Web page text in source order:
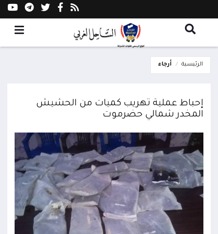
الرئيسية أرجاء
إحباط عملية تهريب كميات من الحشيش
المخدر شمالي حضرموت